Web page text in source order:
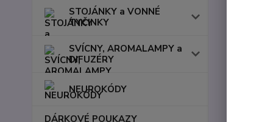
STOJÁNKY a VONNÉ
TYČINKY
SVÍCNY, AROMALAMPY a
DIFUZÉRY
NEUROKÓDY
DÁRKOVÉ POUKAZY